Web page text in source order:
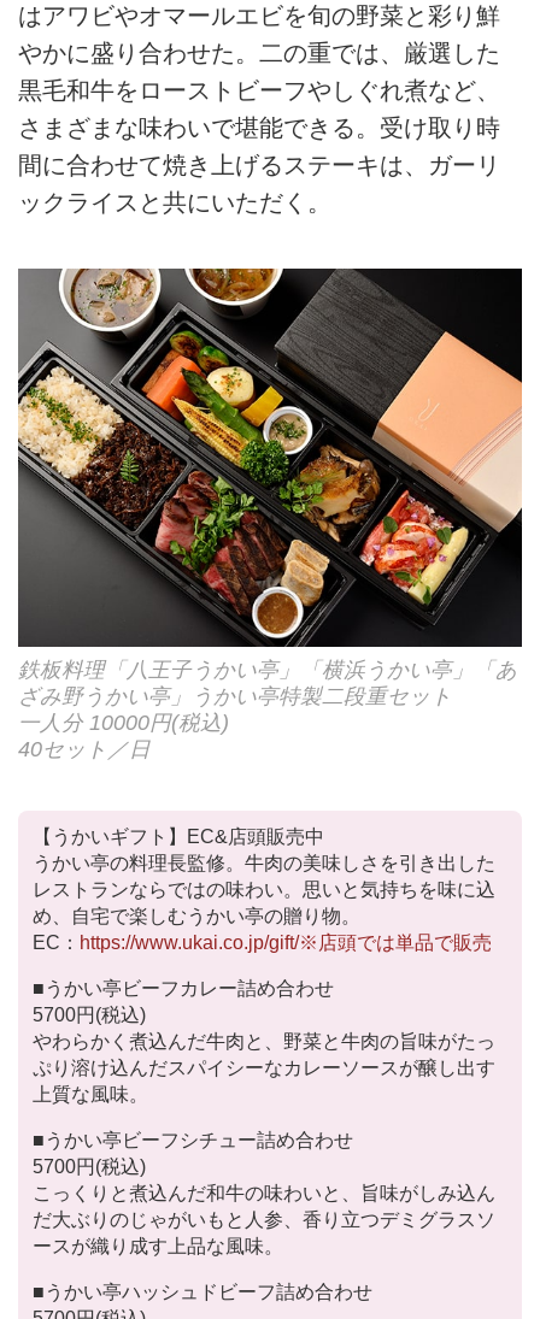
はアワビやオマールエビを旬の野菜と彩り鮮
やかに盛り合わせた。二の重では、厳選した
黒毛和牛をローストビーフやしぐれ煮など、
さまざまな味わいで堪能できる。受け取り時
間に合わせて焼き上げるステーキは、ガーリ
ックライスと共にいただく。
鉄板料理「八王子うかい亭」「横浜うかい亭」「あ
ざみ野うかい亭」うかい亭特製二段重セット
一人分 10000円(税込)
40セット／日
【うかいギフト】EC&店頭販売中
うかい亭の料理長監修。牛肉の美味しさを引き出した
レストランならではの味わい。思いと気持ちを味に込
め、自宅で楽しむうかい亭の贈り物。
EC： https://www.ukai.co.jp/gift/※店頭では単品で販売
■うかい亭ビーフカレー詰め合わせ
5700円(税込)
やわらかく煮込んだ牛肉と、野菜と牛肉の旨味がたっ
ぷり溶け込んだスパイシーなカレーソースが醸し出す
上質な風味。
■うかい亭ビーフシチュー詰め合わせ
5700円(税込)
こっくりと煮込んだ和牛の味わいと、旨味がしみ込ん
だ大ぶりのじゃがいもと人参、香り立つデミグラスソ
ースが織り成す上品な風味。
■うかい亭ハッシュドビーフ詰め合わせ